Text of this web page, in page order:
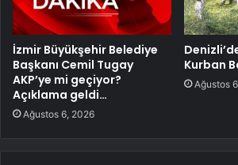
İzmir Büyükşehir Belediye
Başkanı Cemil Tugay
AKP’ye mi geçiyor?
Açıklama geldi…
Ağustos 6, 2026
Kurban
Ağustos